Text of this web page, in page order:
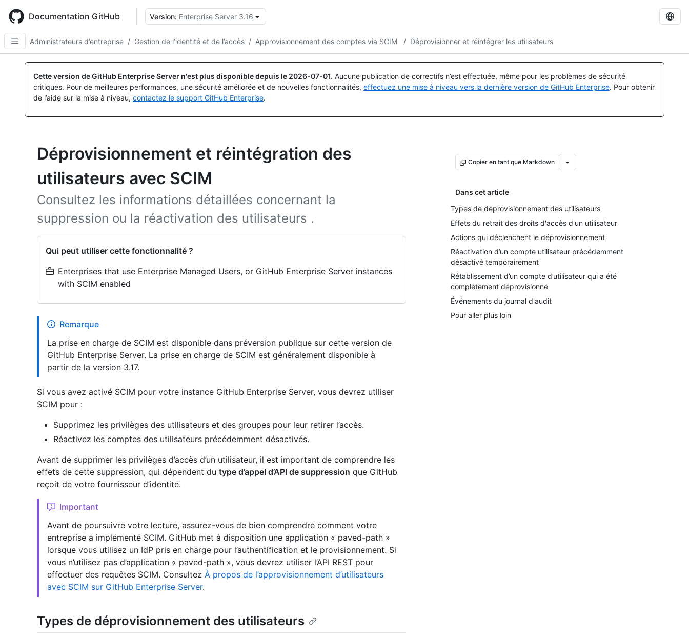
main
content
Documentation GitHub Version: Enterprise Server 3.16
Administrateurs d’entreprise / Gestion de l’identité et de l’accès / Approvisionnement des comptes via SCIM / Déprovisionner et réintégrer les utilisateurs
Cette version de GitHub Enterprise Server n'est plus disponible depuis le 2026-07-01. Aucune publication de correctifs n’est effectuée, même pour les problèmes de sécurité
critiques. Pour de meilleures performances, une sécurité améliorée et de nouvelles fonctionnalités, effectuez une mise à niveau vers la dernière version de GitHub Enterprise. Pour obtenir
de l’aide sur la mise à niveau, contactez le support GitHub Enterprise.
Déprovisionnement et réintégration des
utilisateurs avec SCIM
Consultez les informations détaillées concernant la
suppression ou la réactivation des utilisateurs .
Qui peut utiliser cette fonctionnalité ?
Enterprises that use Enterprise Managed Users, or GitHub Enterprise Server instances
with SCIM enabled
Copier en tant que Markdown
Dans cet article
Types de déprovisionnement des utilisateurs
Effets du retrait des droits d'accès d'un utilisateur
Actions qui déclenchent le déprovisionnement
Réactivation d’un compte utilisateur précédemment
désactivé temporairement
Rétablissement d’un compte d’utilisateur qui a été
complètement déprovisionné
Événements du journal d'audit
Pour aller plus loin
Remarque
La prise en charge de SCIM est disponible dans préversion publique sur cette version de
GitHub Enterprise Server. La prise en charge de SCIM est généralement disponible à
partir de la version 3.17.
Si vous avez activé SCIM pour votre instance GitHub Enterprise Server, vous devrez utiliser
SCIM pour :
Supprimez les privilèges des utilisateurs et des groupes pour leur retirer l’accès.
Réactivez les comptes des utilisateurs précédemment désactivés.
Avant de supprimer les privilèges d’accès d’un utilisateur, il est important de comprendre les
effets de cette suppression, qui dépendent du type d’appel d’API de suppression que GitHub
reçoit de votre fournisseur d’identité.
Important
Avant de poursuivre votre lecture, assurez-vous de bien comprendre comment votre
entreprise a implémenté SCIM. GitHub met à disposition une application « paved-path »
lorsque vous utilisez un IdP pris en charge pour l’authentification et le provisionnement. Si
vous n’utilisez pas d’application « paved-path », vous devrez utiliser l’API REST pour
effectuer des requêtes SCIM. Consultez À propos de l’approvisionnement d’utilisateurs
avec SCIM sur GitHub Enterprise Server.
Types de déprovisionnement des utilisateurs